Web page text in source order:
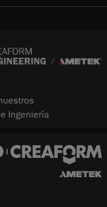
Ingeniería